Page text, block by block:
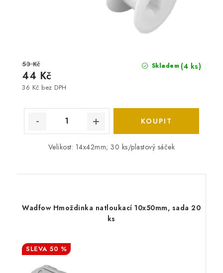
Skladem (4 ks)
36 Kč bez DPH
44 Kč
53 Kč
Velikost: 14x42mm; 30 ks/plastový sáček
Wadfow Hmoždinka natloukací 10x50mm, sada 20
ks
50 %